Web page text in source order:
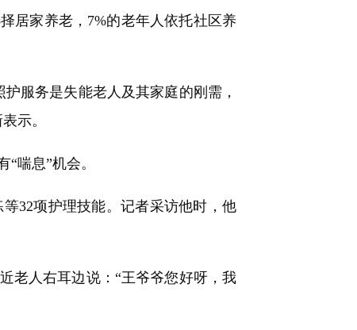
居家养老，7%的老年人依托社区养
服务是失能老人及其家庭的刚需，
示。
喘息”机会。
32项护理技能。记者采访他时，他
人右耳边说：“王爷爷您好呀，我